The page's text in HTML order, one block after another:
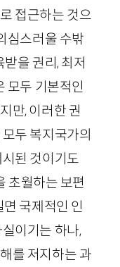
접근하는 것으
심스러울 수밖
을 권리, 최저
모두 기본적인
만, 이러한 권
두 복지국가의
된 것이기도
초월하는 보편
국제적인 인
이기는 하나,
를 저지하는 과